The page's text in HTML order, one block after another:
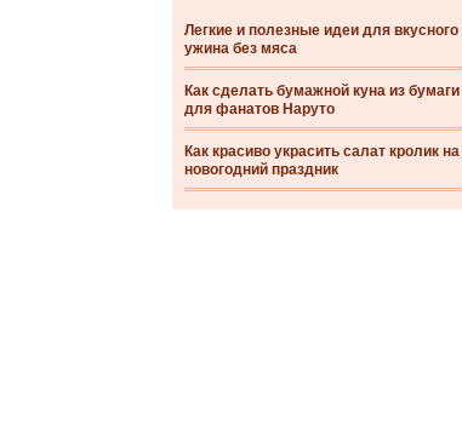
Легкие и полезные идеи для вкусного
ужина без мяса
Как сделать бумажной куна из бумаги
для фанатов Наруто
Как красиво украсить салат кролик на
новогодний праздник